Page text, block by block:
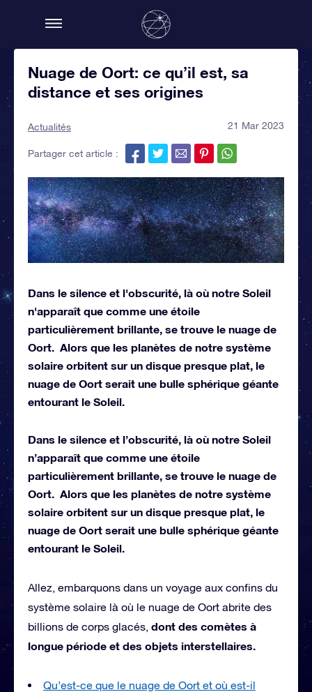
Nuage de Oort: ce qu’il est, sa
distance et ses origines
Actualités 21 Mar 2023
Partager cet article :
Dans le silence et l'obscurité, là où notre Soleil
n'apparaît que comme une étoile
particulièrement brillante, se trouve le nuage de
Oort. Alors que les planètes de notre système
solaire orbitent sur un disque presque plat, le
nuage de Oort serait une bulle sphérique géante
entourant le Soleil.
Dans le silence et l’obscurité, là où notre Soleil
n’apparaît que comme une étoile
particulièrement brillante, se trouve le nuage de
Oort. Alors que les planètes de notre système
solaire orbitent sur un disque presque plat, le
nuage de Oort serait une bulle sphérique géante
entourant le Soleil.
Allez, embarquons dans un voyage aux confins du
système solaire là où le nuage de Oort abrite des
billions de corps glacés, dont des comètes à
longue période et des objets interstellaires.
Qu’est-ce que le nuage de Oort et où est-il